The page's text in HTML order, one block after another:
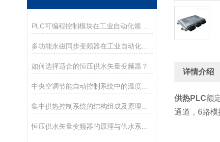
多功能永磁同步变频器在工业自动化中的应用
如何选择适合的恒压供水矢量变频器？
详情介绍
供热PLC额
通道，6路